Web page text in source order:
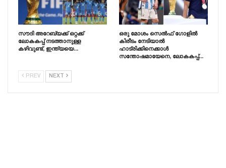
സൗദി അറേബ്യക്ക് ഒറ്റക്ക്
ലോകകപ്പ് നടത്താനുള്ള
കഴിവുണ്ട്, ഇന്ത്യയെ…
ഒരു മോശം സെൽഫ് ഗോളിൽ
കിരീടം നേടിയാൽ
ഹാട്രിക്കിനെക്കാൾ
സന്തോഷമായേനെ, ലോകകപ്പ്…
PREV NEXT